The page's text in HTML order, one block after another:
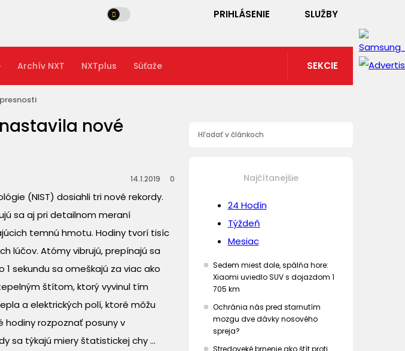
PRIHLÁSENIE SLUŽBY
Archív NXT NXTplus Súťaže SEKCIE
nové
14.1.2019 0
(NIST) dosiahli tri nové rekordy.
sa aj pri detailnom meraní
temnú hmotu. Hodiny tvorí tisíc
lúčov. Atómy vibrujú, prepínajú sa
sekundu sa omeškajú za viac ako
štítom, ktorý vyvinul tím
a elektrických polí, ktoré môžu
hodiny rozpoznať posuny v
sa týkajú miery štatistickej chy ...
Najčítanejšie
24 Hodín
Týždeň
Mesiac
Sedem miest dole, spálňa hore:
Xiaomi uviedlo SUV s dojazdom 1
705 km
Ochránia nás pred starnutím
mozgu dve dávky nosového
spreja?
Stredoveké brnenie ako štít proti